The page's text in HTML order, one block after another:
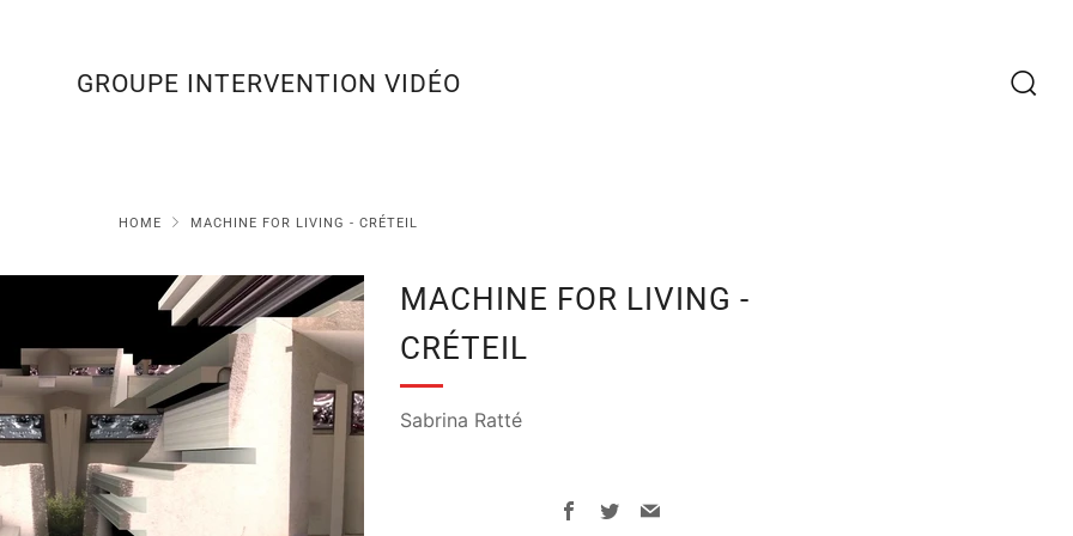
GROUPE INTERVENTION VIDÉO
HOME MACHINE FOR LIVING - CRÉTEIL
MACHINE FOR LIVING -
CRÉTEIL
Sabrina Ratté
Facebook
TwitterEmail